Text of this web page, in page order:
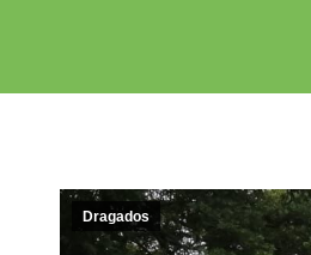
Dragados